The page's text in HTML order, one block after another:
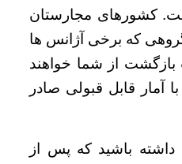
کشورهای مجارستان
گروهی که برخی آژانس ها
بازگشت از شما خواهند
آمار قابل قبولی صادر
باشید که پس از